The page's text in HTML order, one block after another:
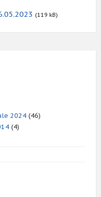
(119 kB)
2024 (46)
(4)